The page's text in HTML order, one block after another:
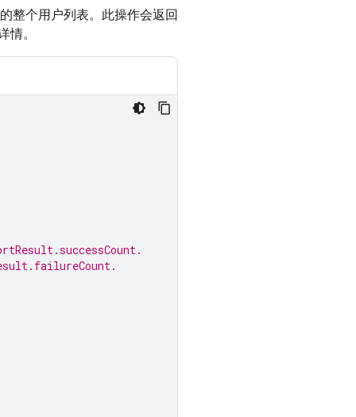
整个用户列表。此操作会返回
。